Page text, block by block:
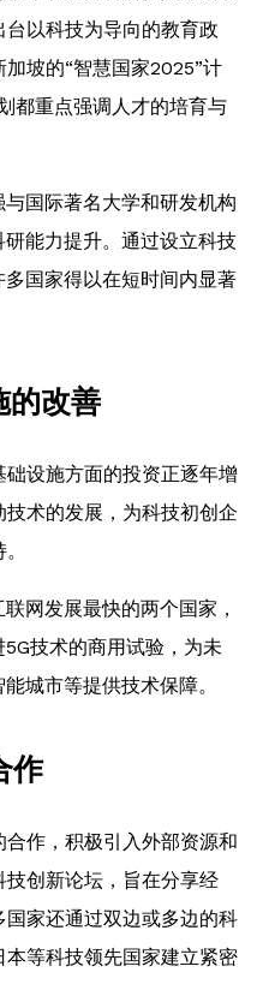
以科技为导向的教育政
坡的“智慧国家2025”计
都重点强调人才的培育与
与国际著名大学和研发机构
能力提升。通过设立科技
国家得以在短时间内显著
的改善
设施方面的投资正逐年增
术的发展，为科技初创企
联网发展最快的两个国家，
技术的商用试验，为未
城市等提供技术保障。
作
作，积极引入外部资源和
创新论坛，旨在分享经
家还通过双边或多边的科
等科技领先国家建立紧密